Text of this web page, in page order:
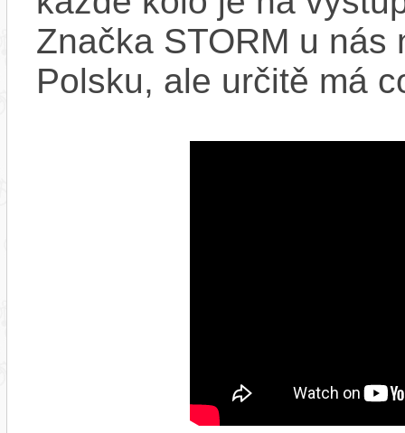
Značka STORM u
Polsku, ale určitě má